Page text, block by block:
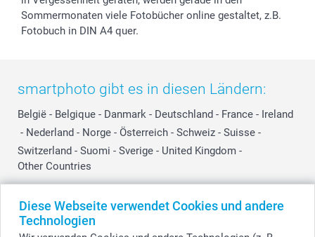
Diese Webseite verwendet Cookies und andere
Technologien
Sommermonaten viele Fotobücher online gestaltet, z.B.
Fotobuch in DIN A4 quer.
smartphoto gibt es in diesen Ländern:
België - Belgique - Danmark - Deutschland - France - Ireland
- Nederland - Norge - Österreich - Schweiz - Suisse -
Switzerland - Suomi - Sverige - United Kingdom -
Other Countries
Alle Preise verstehen sich in Schweizer Franken (CHF) inkl. MwSt. und zzgl.